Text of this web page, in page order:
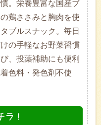
。栄養豊富な国産ブ
鶏ささみと胸肉を使
ブルスナック。毎日
の手軽なお野菜習慣
、投薬補助にも便利
色料・発色剤不使